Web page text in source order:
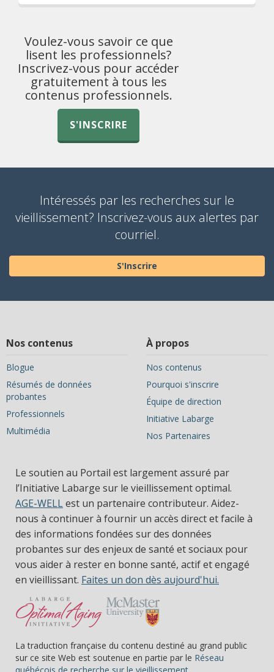
Voulez-vous savoir ce que
lisent les professionnels?
Inscrivez-vous pour accéder
gratuitement à tous les
contenus professionnels.
S'INSCRIRE
Intéressés par les recherches sur le
vieillissement? Inscrivez-vous aux alertes par
courriel.
S'Inscrire
Nos contenus
Blogue
Résumés de données
probantes
Professionnels
Multimédia
À propos
Nos contenus
Pourquoi s'inscrire
Équipe de direction
Initiative Labarge
Nos Partenaires
Le soutien au Portail est largement assuré par
l’Initiative Labarge sur le vieillissement optimal.
AGE-WELLest un partenaire contributeur. Aidez-
nous à continuer à fournir un accès direct et facile à
des informations fondées sur des données
probantes sur des enjeux de santé et sociaux pour
vous aider à rester en bonne santé, actif et engagé
en vieillissant. Faites un don dès aujourd'hui.
La traduction française du contenu destiné au grand public
sur ce site Web est soutenue en partie par le Réseau